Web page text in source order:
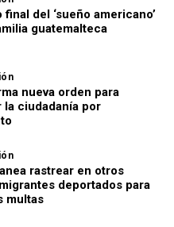
final del ‘sueño americano’
guatemalteca
nueva orden para
ciudadanía por
rastrear en otros
deportados para
multas